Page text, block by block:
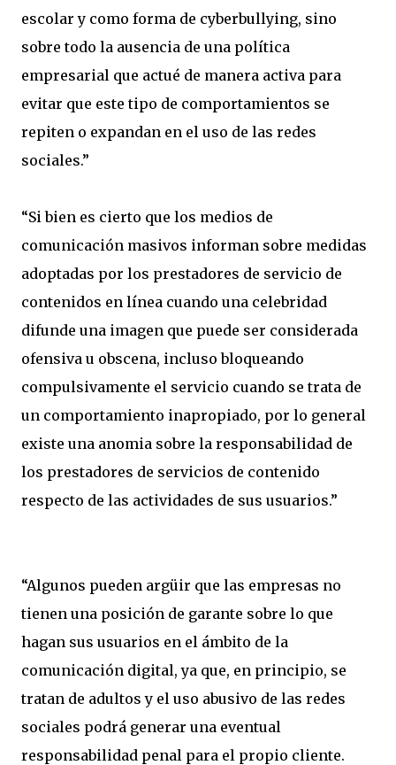
escolar y como forma de cyberbullying, sino
sobre todo la ausencia de una política
empresarial que actué de manera activa para
evitar que este tipo de comportamientos se
repiten o expandan en el uso de las redes
sociales.”
“Si bien es cierto que los medios de
comunicación masivos informan sobre medidas
adoptadas por los prestadores de servicio de
contenidos en línea cuando una celebridad
difunde una imagen que puede ser considerada
ofensiva u obscena, incluso bloqueando
compulsivamente el servicio cuando se trata de
un comportamiento inapropiado, por lo general
existe una anomia sobre la responsabilidad de
los prestadores de servicios de contenido
respecto de las actividades de sus usuarios.”
“Algunos pueden argüir que las empresas no
tienen una posición de garante sobre lo que
hagan sus usuarios en el ámbito de la
comunicación digital, ya que, en principio, se
tratan de adultos y el uso abusivo de las redes
sociales podrá generar una eventual
responsabilidad penal para el propio cliente.